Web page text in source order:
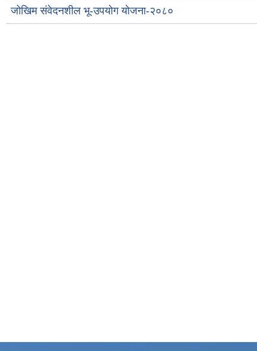
जोखिम संवेदनशील भू-उपयोग योजना-२०८०